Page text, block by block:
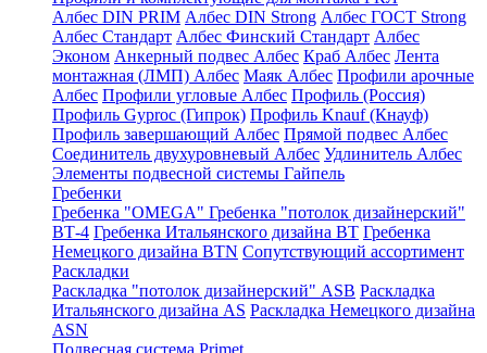
Албес DIN PRIM Албес DIN Strong Албес ГОСТ Strong
Албес Стандарт Албес Финский Стандарт Албес
Эконом Анкерный подвес Албес Краб Албес Лента
монтажная (ЛМП) Албес Маяк Албес Профили арочные
Албес Профили угловые Албес Профиль (Россия)
Профиль Gyproc (Гипрок) Профиль Knauf (Кнауф)
Профиль завершающий Албес Прямой подвес Албес
Соединитель двухуровневый Албес Удлинитель Албес
Элементы подвесной системы Гайпель
Гребенки
Гребенка "OMEGA" Гребенка "потолок дизайнерский"
ВТ-4 Гребенка Итальянского дизайна BT Гребенка
Немецкого дизайна ВТN Сопутствующий ассортимент
Раскладки
Раскладка "потолок дизайнерский" ASB Раскладка
Итальянского дизайна AS Раскладка Немецкого дизайна
АSN
Подвесная система Primet